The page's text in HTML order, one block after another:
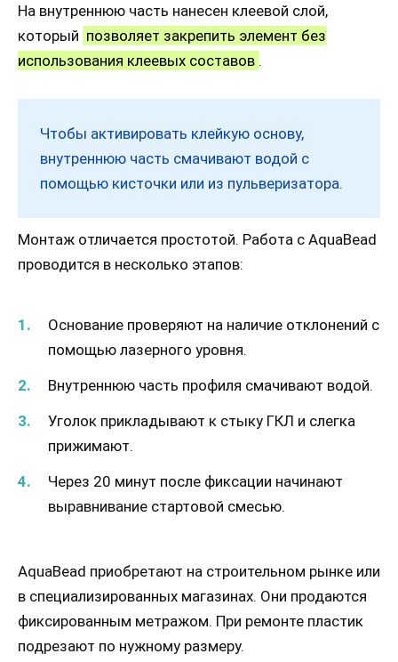
На внутреннюю часть нанесен клеевой слой,
который позволяет закрепить элемент без
использования клеевых составов .
Чтобы активировать клейкую основу,
внутреннюю часть смачивают водой с
помощью кисточки или из пульверизатора.
Монтаж отличается простотой. Работа с AquaBead
проводится в несколько этапов:
Основание проверяют на наличие отклонений с
помощью лазерного уровня.
Внутреннюю часть профиля смачивают водой.
Уголок прикладывают к стыку ГКЛ и слегка
прижимают.
Через 20 минут после фиксации начинают
выравнивание стартовой смесью.
AquaBead приобретают на строительном рынке или
в специализированных магазинах. Они продаются
фиксированным метражом. При ремонте пластик
подрезают по нужному размеру.